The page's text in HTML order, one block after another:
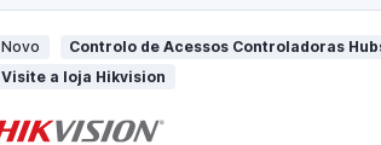
Novo
Controlo de Acessos Controladoras
Visite a loja Hikvision